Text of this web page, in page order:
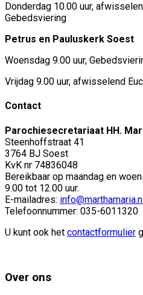
Donderdag 10.00 uur,
Gebedsviering
Petrus en Pauluskerk Soest
Woensdag 9.00 uur,
Vrijdag 9.00 uur, afwisselend
Contact
Parochiesecretariaat HH.
Steenhoffstraat 41
3764 BJ Soest
KvK nr 74836048
Bereikbaar op maandag en
9.00 tot 12.00 uur.
E-mailadres:
Telefoonnummer: 035-6011320
U kunt ook het contactformulier
Over ons